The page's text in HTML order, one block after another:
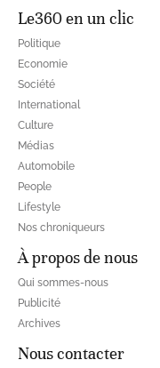
Le360 en un clic
Politique
Economie
Société
International
Culture
Médias
Automobile
People
Lifestyle
Nos chroniqueurs
À propos de nous
Qui sommes-nous
Publicité
Archives
Nous contacter